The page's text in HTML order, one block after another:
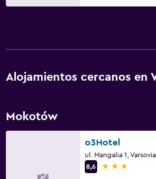
Alojamientos cercanos en
Mokotów
o3Hotel
8,6
3 estrellas